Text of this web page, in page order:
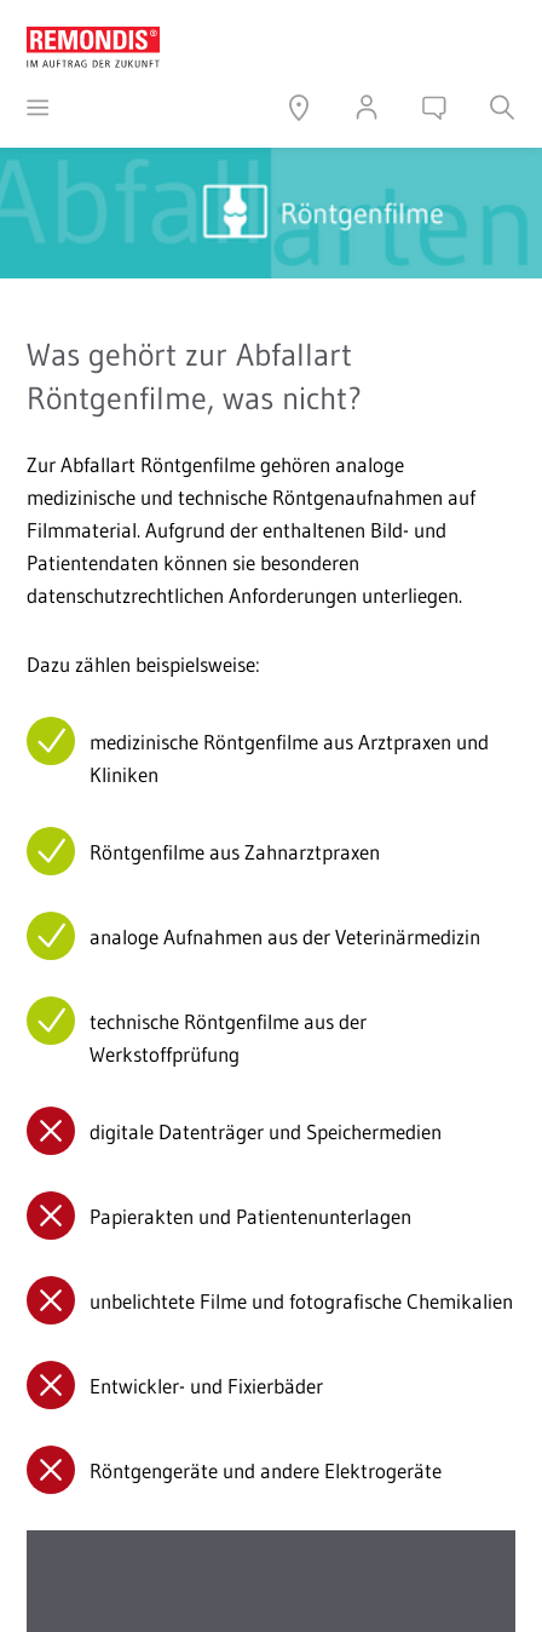
Was gehört zur Abfallart
Röntgenfilme, was nicht?
Zur Abfallart Röntgenfilme gehören analoge
medizinische und technische Röntgenaufnahmen auf
Filmmaterial. Aufgrund der enthaltenen Bild- und
Patientendaten können sie besonderen
datenschutzrechtlichen Anforderungen unterliegen.
Dazu zählen beispielsweise:
medizinische Röntgenfilme aus Arztpraxen und
Kliniken
Röntgenfilme aus Zahnarztpraxen
analoge Aufnahmen aus der Veterinärmedizin
technische Röntgenfilme aus der
Werkstoffprüfung
digitale Datenträger und Speichermedien
Papierakten und Patientenunterlagen
unbelichtete Filme und fotografische Chemikalien
Entwickler- und Fixierbäder
Röntgengeräte und andere Elektrogeräte